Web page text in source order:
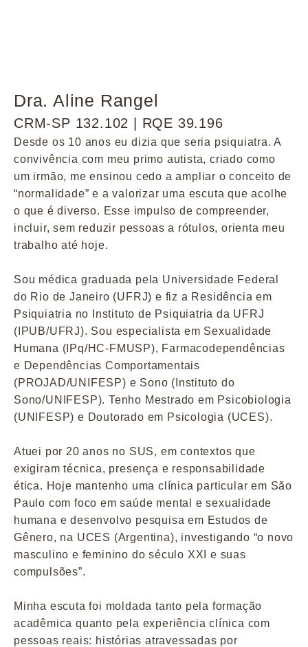
Dra. Aline Rangel
CRM-SP 132.102 | RQE 39.196
Desde os 10 anos eu dizia que seria psiquiatra. A
convivência com meu primo autista, criado como
um irmão, me ensinou cedo a ampliar o conceito de
“normalidade” e a valorizar uma escuta que acolhe
o que é diverso. Esse impulso de compreender,
incluir, sem reduzir pessoas a rótulos, orienta meu
trabalho até hoje.
Sou médica graduada pela Universidade Federal
do Rio de Janeiro (UFRJ) e fiz a Residência em
Psiquiatria no Instituto de Psiquiatria da UFRJ
(IPUB/UFRJ). Sou especialista em Sexualidade
Humana (IPq/HC-FMUSP), Farmacodependências
e Dependências Comportamentais
(PROJAD/UNIFESP) e Sono (Instituto do
Sono/UNIFESP). Tenho Mestrado em Psicobiologia
(UNIFESP) e Doutorado em Psicologia (UCES).
Atuei por 20 anos no SUS, em contextos que
exigiram técnica, presença e responsabilidade
ética. Hoje mantenho uma clínica particular em São
Paulo com foco em saúde mental e sexualidade
humana e desenvolvo pesquisa em Estudos de
Gênero, na UCES (Argentina), investigando “o novo
masculino e feminino do século XXI e suas
compulsões”.
Minha escuta foi moldada tanto pela formação
acadêmica quanto pela experiência clínica com
pessoas reais: histórias atravessadas por